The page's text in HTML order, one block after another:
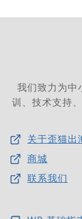
我们致力为中
训、技术支持
关于歪猫出
商城
联系我们